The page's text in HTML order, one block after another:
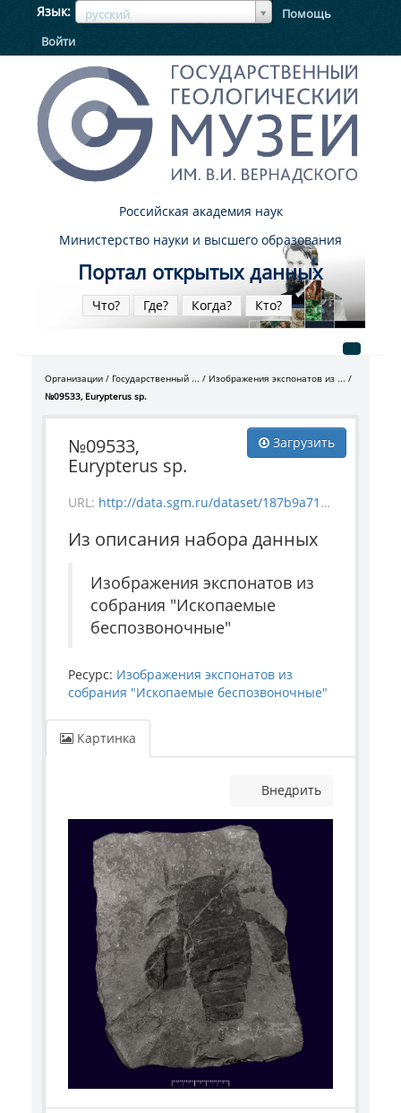
Язык русский
ЯзыкЯзык
Помощь
Войти
Российская академия наук
Министерство науки и высшего образования
Портал открытых данных
Что? Где? Когда? Кто?
Организации Государственный ...
Изображения экспонатов из ...
№09533, Eurypterus sp.
Загрузить
№09533,
Eurypterus sp.
URL: http://data.sgm.ru/dataset/187b9a71-4c85-43ec-99fe-080bdf792007/resource/ef7ac560-a88d-4af4-95d3-36f73df7cd5f/download/invertebrate_9533.jpg
Из описания набора данных
Изображения экспонатов из
собрания "Ископаемые
беспозвоночные"
Ресурс: Изображения экспонатов из
собрания "Ископаемые беспозвоночные"
Картинка
Внедрить